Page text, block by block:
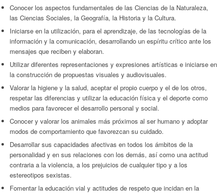
Conocer los aspectos fundamentales de las Ciencias de la Naturaleza,
las Ciencias Sociales, la Geografía, la Historia y la Cultura.
Iniciarse en la utilización, para el aprendizaje, de las tecnologías de la
información y la comunicación, desarrollando un espíritu crítico ante los
mensajes que reciben y elaboran.
Utilizar diferentes representaciones y expresiones artísticas e iniciarse en
la construcción de propuestas visuales y audiovisuales.
Valorar la higiene y la salud, aceptar el propio cuerpo y el de los otros,
respetar las diferencias y utilizar la educación física y el deporte como
medios para favorecer el desarrollo personal y social.
Conocer y valorar los animales más próximos al ser humano y adoptar
modos de comportamiento que favorezcan su cuidado.
Desarrollar sus capacidades afectivas en todos los ámbitos de la
personalidad y en sus relaciones con los demás, así como una actitud
contraria a la violencia, a los prejuicios de cualquier tipo y a los
estereotipos sexistas.
Fomentar la educación vial y actitudes de respeto que incidan en la